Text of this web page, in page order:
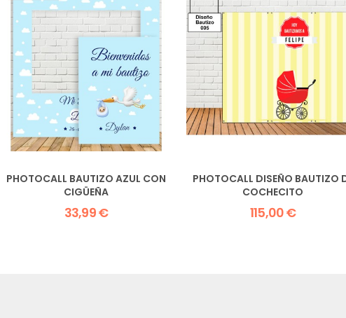
PHOTOCALL BAUTIZO AZUL CON
CIGÜEÑA
33,99 €
PHOTOCALL DISEÑO BAUTIZO
COCHECITO
115,00 €